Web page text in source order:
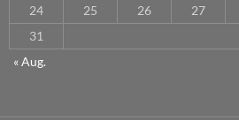
24
25 26 27
31
« Aug.